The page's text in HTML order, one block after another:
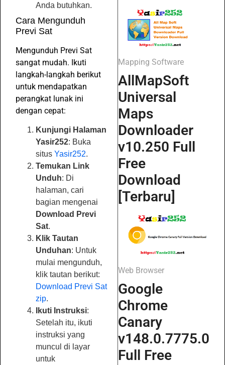
Anda butuhkan.
Cara Mengunduh
Previ Sat
Mengunduh Previ Sat
sangat mudah. Ikuti
langkah-langkah berikut
untuk mendapatkan
perangkat lunak ini
dengan cepat:
Kunjungi Halaman
Yasir252: Buka
situs Yasir252.
Temukan Link
Unduh: Di
halaman, cari
bagian mengenai
Download Previ
Sat.
Klik Tautan
Unduhan: Untuk
mulai mengunduh,
klik tautan berikut:
Download Previ Sat
zip.
Ikuti Instruksi:
Setelah itu, ikuti
instruksi yang
muncul di layar
untuk
Mapping Software
AllMapSoft
Universal
Maps
Downloader
v10.250 Full
Free
Download
[Terbaru]
Web Browser
Google
Chrome
Canary
v148.0.7775.0
Full Free